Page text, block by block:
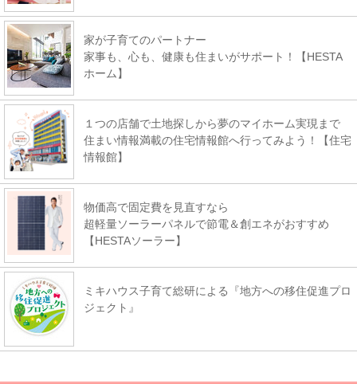
家が子育てのパートナー
家事も、心も、健康も住まいがサポート！【HESTA
ホーム】
１つの店舗で土地探しから夢のマイホーム実現まで
住まい情報満載の住宅情報館へ行ってみよう！【住宅
情報館】
物価高で固定費を見直すなら
超軽量ソーラーパネルで節電＆創エネがおすすめ
【HESTAソーラー】
ミキハウス子育て総研による『地方への移住促進プロ
ジェクト』